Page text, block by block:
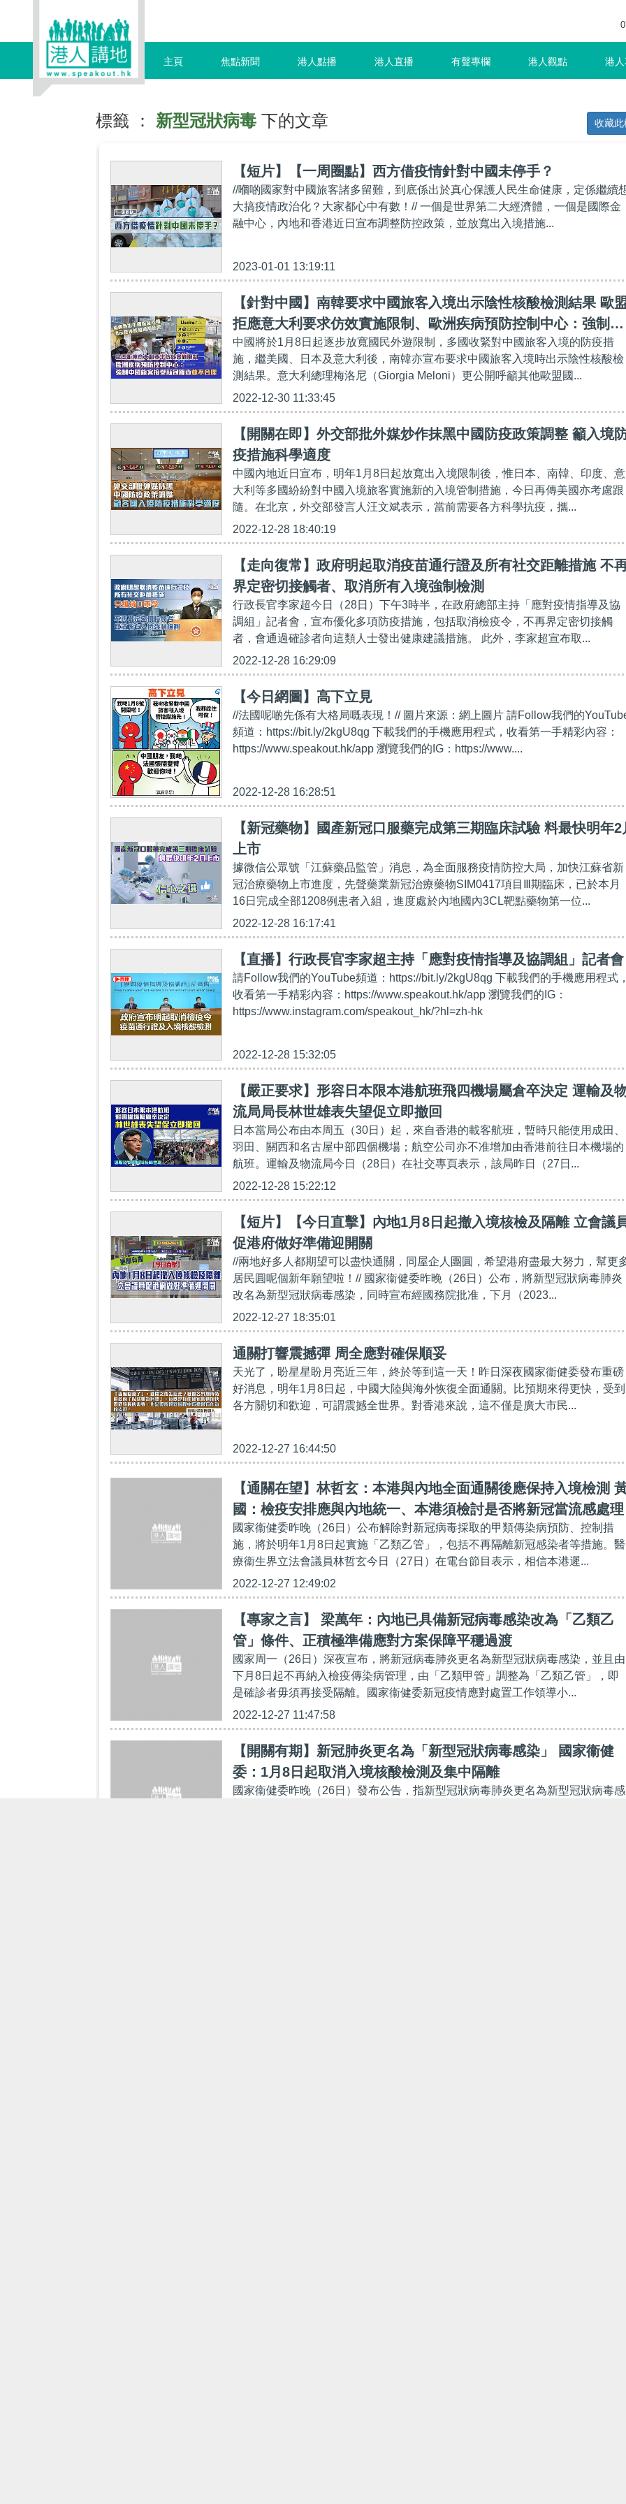
主頁 焦點新聞 港人點播 港人直播 有聲專欄 港人觀點 港
標籤 ： 新型冠狀病毒 下的文章 收藏此
【短片】【一周圈點】西方借疫情針對中國未停手？
//嗰啲國家對中國旅客諸多留難，到底係出於真心保護人民生命健康，定係繼續
大搞疫情政治化？大家都心中有數！// 一個是世界第二大經濟體，一個是國際金
融中心，內地和香港近日宣布調整防控政策，並放寬出入境措施...
2023-01-01 13:19:11
【針對中國】南韓要求中國旅客入境出示陰性核酸檢測結果 歐
拒應意大利要求仿效實施限制、歐洲疾病預防控制中心：強制中
國旅客接受新冠篩查並不合理
中國將於1月8日起逐步放寬國民外遊限制，多國收緊對中國旅客入境的防疫措
施，繼美國、日本及意大利後，南韓亦宣布要求中國旅客入境時出示陰性核酸檢
測結果。意大利總理梅洛尼（Giorgia Meloni）更公開呼籲其他歐盟國...
2022-12-30 11:33:45
【開關在即】外交部批外媒炒作抹黑中國防疫政策調整 籲入境
疫措施科學適度
中國內地近日宣布，明年1月8日起放寬出入境限制後，惟日本、南韓、印度、意
大利等多國紛紛對中國入境旅客實施新的入境管制措施，今日再傳美國亦考慮跟
隨。在北京，外交部發言人汪文斌表示，當前需要各方科學抗疫，攜...
2022-12-28 18:40:19
【走向復常】政府明起取消疫苗通行證及所有社交距離措施 不
界定密切接觸者、取消所有入境強制檢測
行政長官李家超今日（28日）下午3時半，在政府總部主持「應對疫情指導及協
調組」記者會，宣布優化多項防疫措施，包括取消檢疫令，不再界定密切接觸
者，會通過確診者向這類人士發出健康建議措施。 此外，李家超宣布取...
2022-12-28 16:29:09
【今日網圖】高下立見
//法國呢啲先係有大格局嘅表現！// 圖片來源：網上圖片 請Follow我們的
頻道：https://bit.ly/2kgU8qg 下載我們的手機應用程式，收看第一手精彩內容：
https://www.speakout.hk/app 瀏覽我們的IG：https://www....
2022-12-28 16:28:51
【新冠藥物】國產新冠口服藥完成第三期臨床試驗 料最快明年2
上市
據微信公眾號「江蘇藥品監管」消息，為全面服務疫情防控大局，加快江蘇省新
冠治療藥物上市進度，先聲藥業新冠治療藥物SIM0417項目Ⅲ期臨床，已於本月
16日完成全部1208例患者入組，進度處於內地國內3CL靶點藥物第一位...
2022-12-28 16:17:41
【直播】行政長官李家超主持「應對疫情指導及協調組」記者會
請Follow我們的YouTube頻道：https://bit.ly/2kgU8qg 下載我們的手機應用程式
收看第一手精彩內容：https://www.speakout.hk/app 瀏覽我們的IG：
https://www.instagram.com/speakout_hk/?hl=zh-hk
2022-12-28 15:32:05
【嚴正要求】形容日本限本港航班飛四機場屬倉卒決定 運輸及
流局局長林世雄表失望促立即撤回
日本當局公布由本周五（30日）起，來自香港的載客航班，暫時只能使用成田、
羽田、關西和名古屋中部四個機場；航空公司亦不准增加由香港前往日本機場的
航班。運輸及物流局今日（28日）在社交專頁表示，該局昨日（27日...
2022-12-28 15:22:12
【短片】【今日直擊】內地1月8日起撤入境核檢及隔離 立會議
促港府做好準備迎開關
//兩地好多人都期望可以盡快通關，同屋企人團圓，希望港府盡最大努力，幫更
居民圓呢個新年願望啦！// 國家衞健委昨晚（26日）公布，將新型冠狀病毒肺炎
改名為新型冠狀病毒感染，同時宣布經國務院批准，下月（2023...
2022-12-27 18:35:01
通關打響震撼彈 周全應對確保順妥
天光了，盼星星盼月亮近三年，終於等到這一天！昨日深夜國家衞健委發布重磅
好消息，明年1月8日起，中國大陸與海外恢復全面通關。比預期來得更快，受到
各方關切和歡迎，可謂震撼全世界。對香港來說，這不僅是廣大市民...
2022-12-27 16:44:50
【通關在望】林哲玄：本港與內地全面通關後應保持入境檢測
國：檢疫安排應與內地統一、本港須檢討是否將新冠當流感處理
國家衞健委昨晚（26日）公布解除對新冠病毒採取的甲類傳染病預防、控制措
施，將於明年1月8日起實施「乙類乙管」，包括不再隔離新冠感染者等措施。醫
療衞生界立法會議員林哲玄今日（27日）在電台節目表示，相信本港遲...
2022-12-27 12:49:02
【專家之言】 梁萬年：內地已具備新冠病毒感染改為「乙類乙
管」條件、正積極準備應對方案保障平穩過渡
國家周一（26日）深夜宣布，將新冠病毒肺炎更名為新型冠狀病毒感染，並且由
下月8日起不再納入檢疫傳染病管理，由「乙類甲管」調整為「乙類乙管」，即
是確診者毋須再接受隔離。國家衞健委新冠疫情應對處置工作領導小...
2022-12-27 11:47:58
【開關有期】新冠肺炎更名為「新型冠狀病毒感染」 國家衞健
委：1月8日起取消入境核酸檢測及集中隔離
國家衞健委昨晚（26日）發布公告，指新型冠狀病毒肺炎更名為新型冠狀病毒感